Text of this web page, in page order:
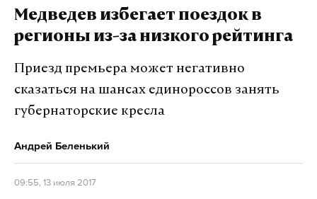
Макс Telegram
Медведев избегает поездок в
регионы из-за низкого рейтинга
Приезд премьера может негативно
сказаться на шансах единороссов занять
губернаторские кресла
Андрей Беленький
09:55, 13 июля 2017